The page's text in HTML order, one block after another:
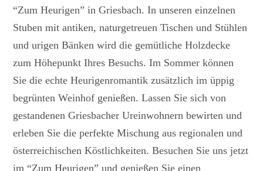
“Zum Heurigen” in Griesbach. In unseren einzelnen
Stuben mit antiken, naturgetreuen Tischen und Stühlen
und urigen Bänken wird die gemütliche Holzdecke
zum Höhepunkt Ihres Besuchs. Im Sommer können
Sie die echte Heurigenromantik zusätzlich im üppig
begrünten Weinhof genießen. Lassen Sie sich von
gestandenen Griesbacher Ureinwohnern bewirten und
erleben Sie die perfekte Mischung aus regionalen und
österreichischen Köstlichkeiten. Besuchen Sie uns jetzt
im “Zum Heurigen” und genießen Sie einen